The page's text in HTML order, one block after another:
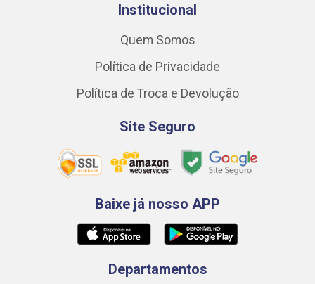
Institucional
Quem Somos
Política de Privacidade
Política de Troca e Devolução
Site Seguro
Baixe já nosso APP
Departamentos